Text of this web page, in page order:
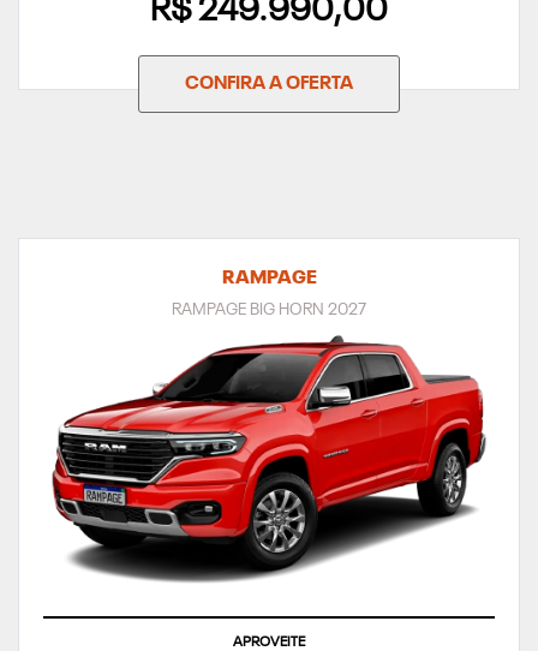
R$ 249.990,00
CONFIRA A OFERTA
RAMPAGE
RAMPAGE BIG HORN 2027
TAXA ZERO